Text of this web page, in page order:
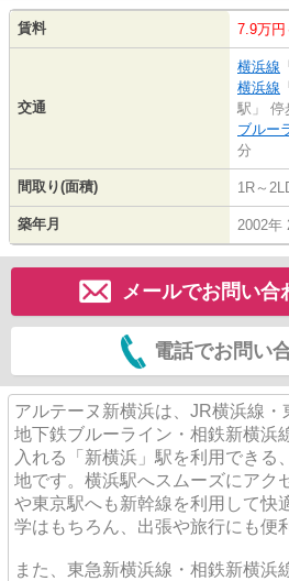
賃料 7.9万円
交通
横浜線 「
横浜線 「
駅」 停
ブルー
分
間取り(面積) 1R～
築年月 2002年
メールでお問い合
電話でお問い
アルテーヌ新横浜は、JR横浜線
地下鉄ブルーライン・相鉄新横浜
入れる「新横浜」駅を利用できる
地です。横浜駅へスムーズにアク
や東京駅へも新幹線を利用して快
学はもちろん、出張や旅行にも便
また、東急新横浜線・相鉄新横浜